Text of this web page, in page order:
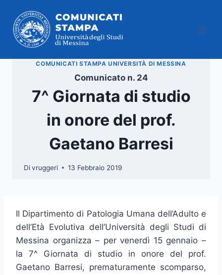
contenuto
COMUNICATI STAMPA UNIVERSITÀ DI MESSINA
Comunicato n. 24
7^ Giornata di studio
in onore del prof.
Gaetano Barresi
Divruggeri 13 Febbraio 2019
Il Dipartimento di Patologia Umana dell’Adulto e
dell’Età Evolutiva dell’Università degli Studi di
Messina organizza – per venerdì 15 gennaio –
la 7^ Giornata di studio in onore del prof.
Gaetano Barresi, prematuramente scomparso,